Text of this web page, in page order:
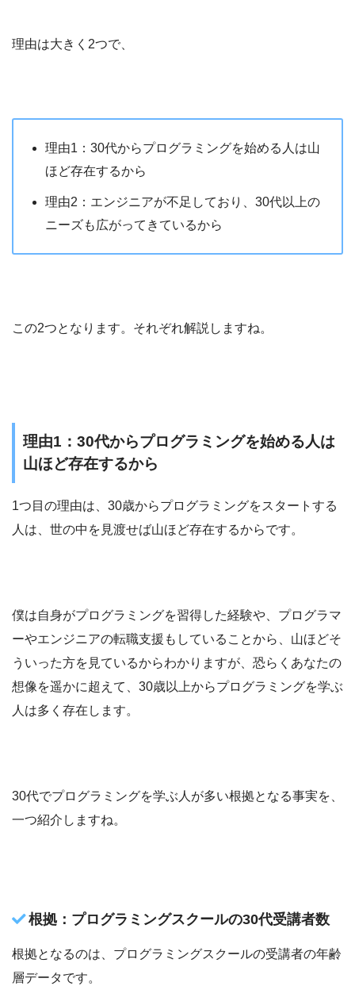
理由は大きく2つで、
理由1：30代からプログラミングを始める人は山
ほど存在するから
理由2：エンジニアが不足しており、30代以上の
ニーズも広がってきているから
この2つとなります。それぞれ解説しますね。
理由1：30代からプログラミングを始める人は
山ほど存在するから
1つ目の理由は、30歳からプログラミングをスタートする
人は、世の中を見渡せば山ほど存在するからです。
僕は自身がプログラミングを習得した経験や、プログラマ
ーやエンジニアの転職支援もしていることから、山ほどそ
ういった方を見ているからわかりますが、恐らくあなたの
想像を遥かに超えて、30歳以上からプログラミングを学ぶ
人は多く存在します。
30代でプログラミングを学ぶ人が多い根拠となる事実を、
一つ紹介しますね。
根拠：プログラミングスクールの30代受講者数
根拠となるのは、プログラミングスクールの受講者の年齢
層データです。